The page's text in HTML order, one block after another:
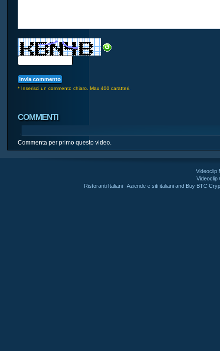
* Inserisci un commento chiaro. Max 400 caratteri.
COMMENTI
Commenta per primo questo video.
Videoclip
Videoclip
Ristoranti Italiani ,Aziende e siti italiani and Buy BTC